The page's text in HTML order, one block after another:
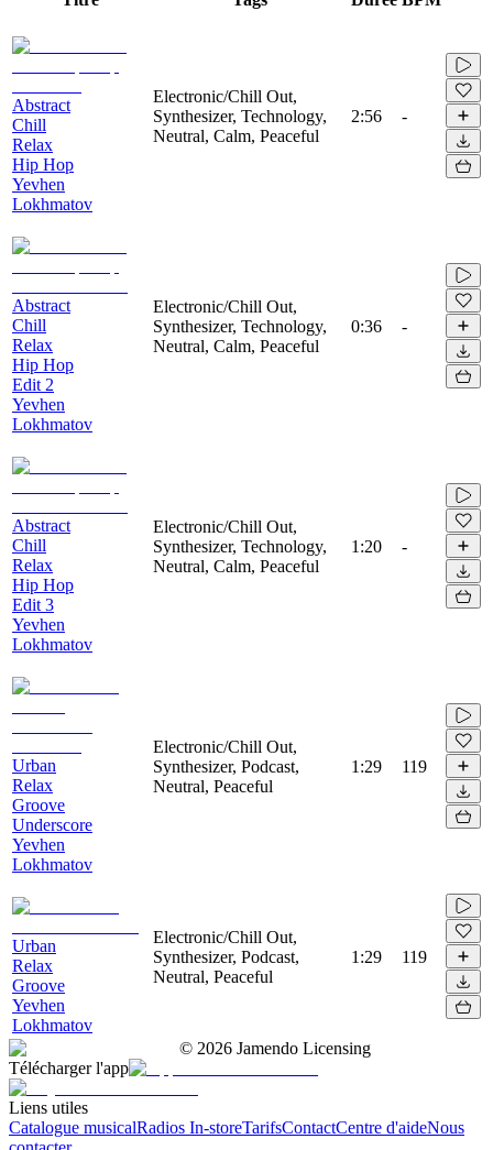
Abstract
Chill
Relax
Hip Hop
Yevhen
Lokhmatov
Electronic/Chill Out,
Synthesizer, Technology,
Neutral, Calm, Peaceful
2:56 -
Abstract
Chill
Relax
Hip Hop
Edit 2
Yevhen
Lokhmatov
Electronic/Chill Out,
Synthesizer, Technology,
Neutral, Calm, Peaceful
0:36 -
Abstract
Chill
Relax
Hip Hop
Edit 3
Yevhen
Lokhmatov
Electronic/Chill Out,
Synthesizer, Technology,
Neutral, Calm, Peaceful
1:20 -
Urban
Relax
Groove
Underscore
Yevhen
Lokhmatov
Electronic/Chill Out,
Synthesizer, Podcast,
Neutral, Peaceful
1:29 119
Urban
Relax
Groove
Yevhen
Lokhmatov
Electronic/Chill Out,
Synthesizer, Podcast,
Neutral, Peaceful
1:29 119
© 2026 Jamendo Licensing
Télécharger l'app
Liens utiles
Catalogue musicalRadios In-storeTarifsContactCentre d'aideNous